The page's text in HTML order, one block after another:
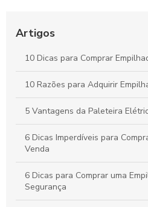
Empresa
Como Escolher a Melhor
Negócio
Peças para Empilhadeira: Como
para seu Equipamento
Artigos
10 Dicas para Comprar
10 Razões para Adquirir
5 Vantagens da Paleteira
6 Dicas Imperdíveis para
Venda
6 Dicas para Comprar uma
Segurança